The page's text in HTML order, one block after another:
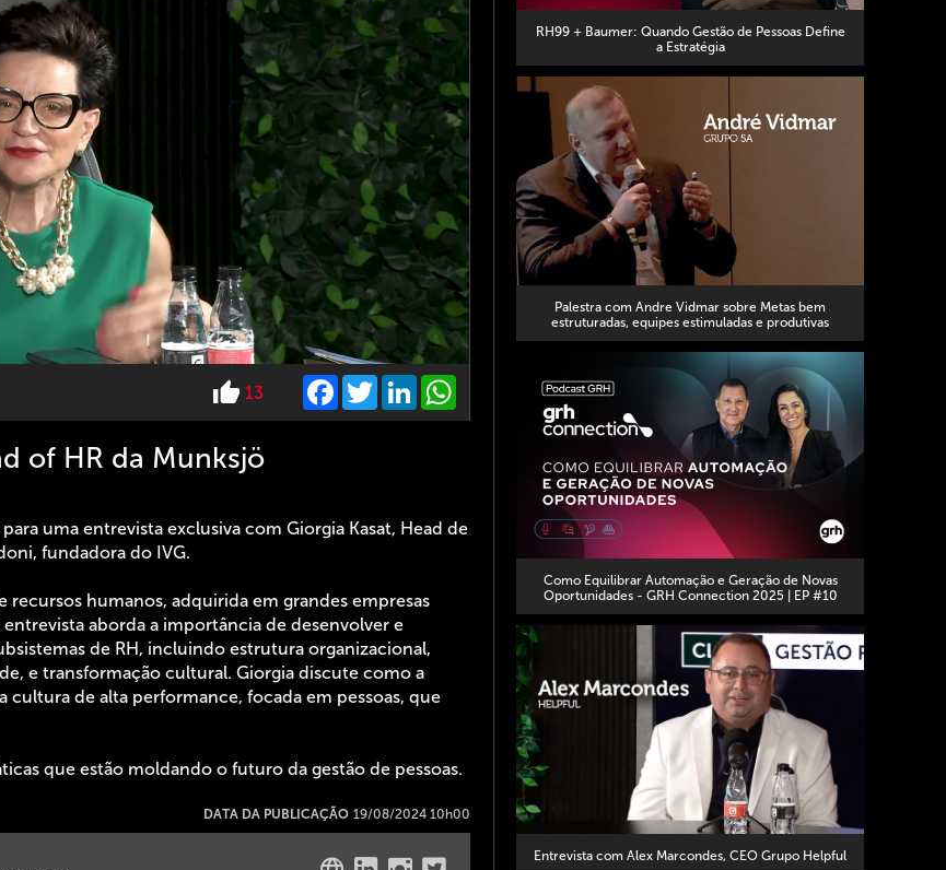
13 Facebook
TwitterLinkedIn
of HR da Munksjö
uma entrevista exclusiva com Giorgia Kasat, Head de
fundadora do IVG.
humanos, adquirida em grandes empresas
aborda a importância de desenvolver e
de RH, incluindo estrutura organizacional,
e transformação cultural. Giorgia discute como a
cultura de alta performance, focada em pessoas, que
que estão moldando o futuro da gestão de pessoas.
DATA DA PUBLICAÇÃO 19/08/2024 10h00
RH99 + Baumer: Quando Gestão de Pessoas Define
a Estratégia
Palestra com Andre Vidmar sobre Metas bem
estruturadas, equipes estimuladas e produtivas
Como Equilibrar Automação e Geração de Novas
Oportunidades - GRH Connection 2025 | EP #10
Entrevista com Alex Marcondes, CEO Grupo Helpful